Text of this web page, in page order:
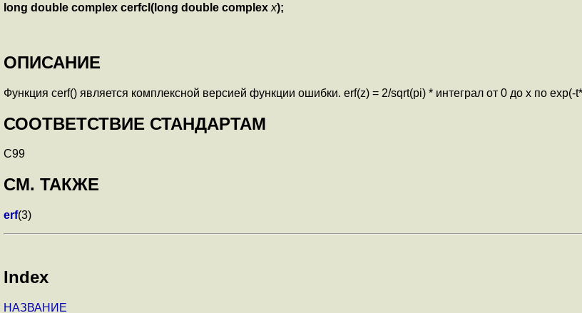
long double complex cerfcl(long double complex x);
ОПИСАНИЕ
Функция cerf() является комплексной версией функции ошибки. erf(z) = 2/sqrt(pi) * интеграл от 0 до x по exp(-
СООТВЕТСТВИЕ СТАНДАРТАМ
C99
СМ. ТАКЖЕ
erf(3)
Index
НАЗВАНИЕ